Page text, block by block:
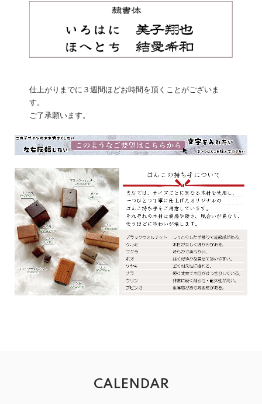
仕上がりまでに３週間ほどお時間を頂くことがございま
す。
ご了承願います。
CALENDAR